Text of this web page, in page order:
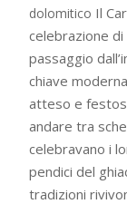
dolomitico Il
celebrazione
passaggio
chiave
atteso e
andare tra
celebravano i
pendici del
tradizioni